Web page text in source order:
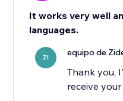
It works very well
languages.
ZI equipo de
Thank you,
receive